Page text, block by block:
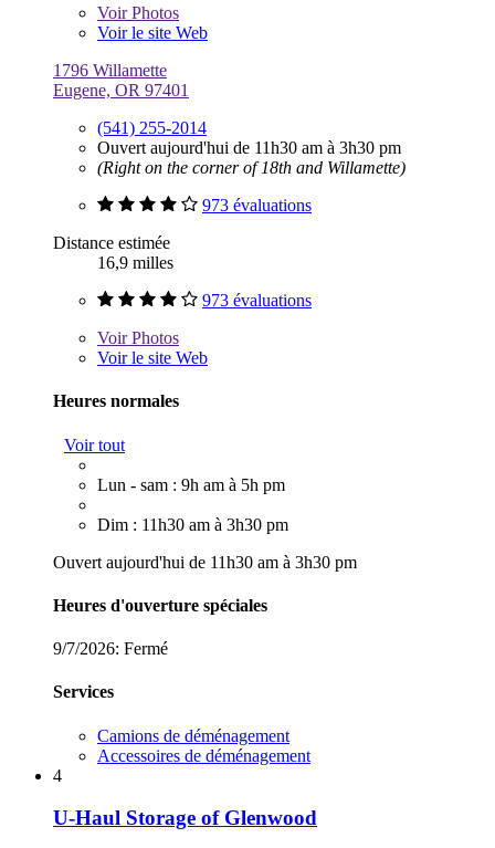
VoirPhotos
Voir le site Web
1796 Willamette
Eugene, OR 97401
(541) 255-2014
Ouvert aujourd'hui de 11h30 am à 3h30 pm
(Right on the corner of 18th and Willamette)
973 évaluations
Distance estimée
16,9 milles
973 évaluations
VoirPhotos
Voir le site Web
Heures normales
Voir tout
Lun - sam : 9h am à 5h pm
Dim : 11h30 am à 3h30 pm
Ouvert aujourd'hui de 11h30 am à 3h30 pm
Heures d'ouverture spéciales
9/7/2026: Fermé
Services
Camions de déménagement
Accessoires de déménagement
4
U-Haul Storage of Glenwood